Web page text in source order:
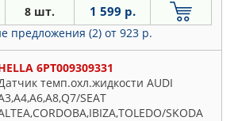
8 шт. 1 599 р.
предложения (2) от 923 р.
6PT009309331
темп.охл.жидкости AUDI
SEAT
SKODA